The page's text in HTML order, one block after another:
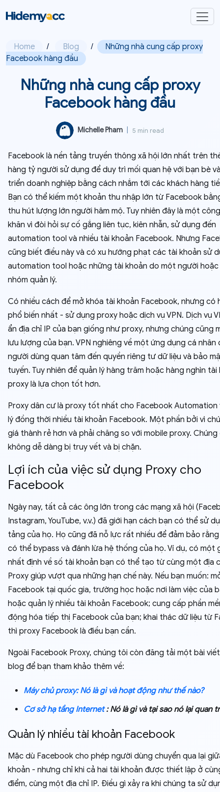
Home / Blog /
Những nhà cung cấp proxy
Facebook hàng đầu
Những nhà cung cấp proxy
Facebook hàng đầu
Michelle Pham 5 min read
Facebook là nền tảng truyền thông xã hội lớn nhất trên
hàng tỷ người sử dụng để duy trì mối quan hệ với bạn bè
triển doanh nghiệp bằng cách nhắm tới các khách hàng
Bạn có thể kiếm một khoản thu nhập lớn từ Facebook
thu hút lượng lớn người hâm mộ. Tuy nhiên đây là một
khăn vì đòi hỏi sự cố gắng liên tục, kiên nhẫn, sử dụng đến
automation tool và nhiều tài khoản Facebook. Nhưng
cũng biết điều này và có xu hướng phạt các tài khoản sử
automation tool hoặc những tài khoản do một người
nhóm quản lý.
Có nhiều cách để mở khóa tài khoản Facebook, nhưng có
phổ biến nhất - sử dụng proxy hoặc dịch vụ VPN. Dịch vụ
ẩn địa chỉ IP của bạn giống như proxy, nhưng chúng cũng
lưu lượng của bạn. VPN nghiêng về một ứng dụng cá nhân
người dùng quan tâm đến quyền riêng tư dữ liệu và bảo
tuyến. Tuy nhiên để quản lý hàng trăm hoặc hàng nghìn tài
proxy là lựa chọn tốt hơn.
Proxy dân cư là proxy tốt nhất cho Facebook Automation
lý đồng thời nhiều tài khoản Facebook. Một phần bởi vì
giá thành rẻ hơn và phải chăng so với mobile proxy. Chúng
không dễ dàng bị truy vết và bị chặn.
Lợi ích của việc sử dụng Proxy cho
Facebook
Ngày nay, tất cả các ông lớn trong các mạng xã hội
Instagram, YouTube, v.v.) đã giới hạn cách bạn có thể sử
tảng của họ. Họ cũng đã nỗ lực rất nhiều để đảm bảo
có thể bypass và đánh lừa hệ thống của họ. Ví dụ, có một
nhất định về số tài khoản bạn có thể tạo từ cùng một địa
Proxy giúp vượt qua những hạn chế này. Nếu bạn muốn:
Facebook tại quốc gia, trường học hoặc nơi làm việc của
hoặc quản lý nhiều tài khoản Facebook; cung cấp phần
động hóa tiếp thị Facebook của bạn; khai thác dữ liệu từ
thì proxy Facebook là điều bạn cần.
Ngoài Facebook Proxy, chúng tôi còn đăng tải một bài
blog để bạn tham khảo thêm về:
Máy chủ proxy: Nó là gì và hoạt động như thế nào?
Cơ sở hạ tầng Internet: Nó là gì và tại sao nó lại quan
Quản lý nhiều tài khoản Facebook
Mặc dù Facebook cho phép người dùng chuyển qua lại
khoản - nhưng chỉ khi cả hai tài khoản được thiết lập ở
điểm, cùng một địa chỉ IP. Điều gì xảy ra khi chúng ta sử